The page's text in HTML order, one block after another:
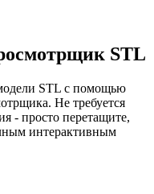
STL
STL с помощью
Не требуется
- просто перетащите,
интерактивным